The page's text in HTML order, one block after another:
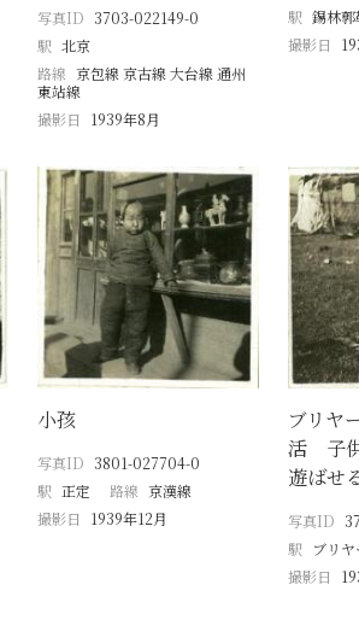
写真ID 3703-022149-0
駅 北京
路線 京包線 京古線 大台線 通州
東站線
撮影日
1939年8月
駅 錫林郭
撮影日
小孩
写真ID 3801-027704-0
駅 正定 路線 京漢線
撮影日
1939年12月
ブリヤ
活 子
遊ばせ
写真ID
駅 ブリ
撮影日